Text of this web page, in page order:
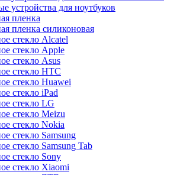
устройства для ноутбуков
пленка
пленка силиконовая
стекло Alcatel
стекло Apple
стекло Asus
стекло HTC
стекло Huawei
стекло iPad
стекло LG
стекло Meizu
стекло Nokia
стекло Samsung
стекло Samsung Tab
стекло Sony
стекло Xiaomi